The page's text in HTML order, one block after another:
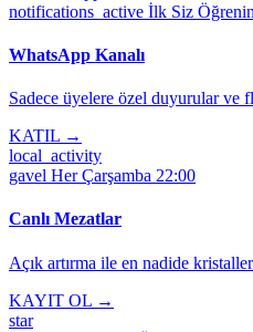
notifications_active İlk Siz Öğrenin
WhatsApp Kanalı
Sadece üyelere özel duyurular ve
KATIL →
local_activity
gavel Her Çarşamba 22:00
Canlı Mezatlar
Açık artırma ile en nadide
KAYIT OL →
star